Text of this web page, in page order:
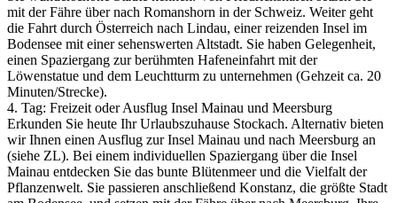
mit der Fähre über nach Romanshorn in der Schweiz. Weiter geht
die Fahrt durch Österreich nach Lindau, einer reizenden Insel im
Bodensee mit einer sehenswerten Altstadt. Sie haben Gelegenheit,
einen Spaziergang zur berühmten Hafeneinfahrt mit der
Löwenstatue und dem Leuchtturm zu unternehmen (Gehzeit ca. 20
Minuten/­Strecke).
4. Tag: Freizeit oder Ausflug Insel Mainau und Meersburg
Erkunden Sie heute Ihr Urlaubszuhause Stockach. Alternativ bieten
wir Ihnen einen Ausflug zur Insel Mainau und nach Meersburg an
(siehe ZL). Bei einem individuellen Spaziergang über die Insel
Mainau entdecken Sie das bunte Blütenmeer und die Vielfalt der
Pflanzenwelt. Sie passieren anschließend Konstanz, die größte Stadt